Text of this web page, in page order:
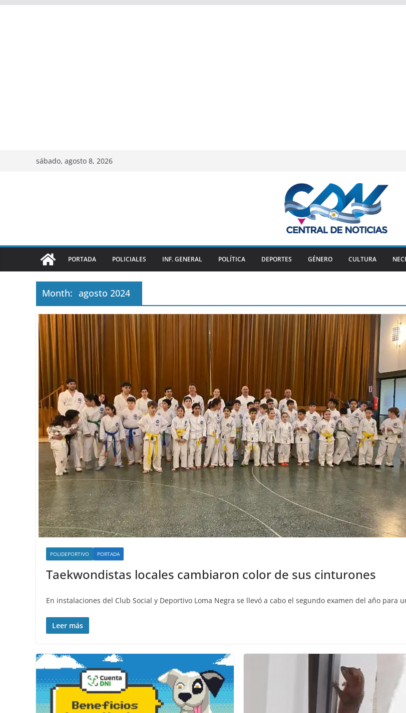
sábado, agosto 8, 2026
PORTADA POLICIALES INF. GENERAL POLÍTICA DEPORTES GÉNERO CULTURA
Month: agosto 2024
POLIDEPORTIVO PORTADA
Taekwondistas locales cambiaron color de sus cinturones
En instalaciones del Club Social y Deportivo Loma Negra se llevó a cabo el segundo examen del año para
Leer más